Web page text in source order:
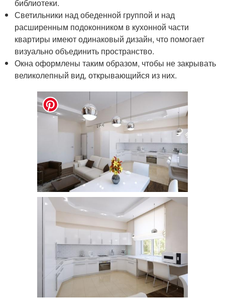
библиотеки.
Светильники над обеденной группой и над
расширенным подоконником в кухонной части
квартиры имеют одинаковый дизайн, что помогает
визуально объединить пространство.
Окна оформлены таким образом, чтобы не закрывать
великолепный вид, открывающийся из них.